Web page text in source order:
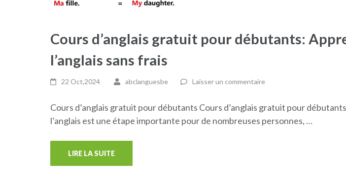
Cours d’anglais gratuit pour débutants:
l’anglais sans frais
22 Oct,2024 abclanguesbe Laisser un commentaire
Cours d’anglais gratuit pour débutants Cours d’anglais gratuit pour
l’anglais est une étape importante pour de nombreuses personnes, …
LIRE LA SUITE